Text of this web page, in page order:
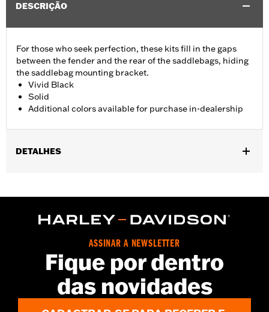
DESCRIÇÃO
For those who seek perfection, these kits fill in the gaps
between the fender and the rear of the saddlebags, hiding
the saddlebag mounting bracket.
Vivid Black
Solid
Additional colors available for purchase in-dealership
DETALHES
Installation Instructions
Left and Right Saddlebag Strips and neccessary
mounting hardware
ASSINAR A NEWSLETTER
Fique por dentro
das novidades